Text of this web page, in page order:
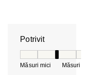
Potrivit
Măsuri mici Măsuri